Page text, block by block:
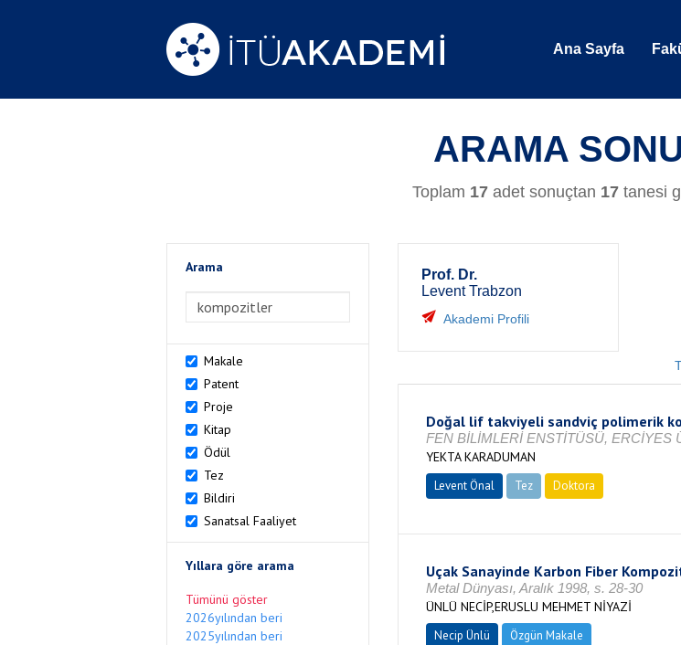
Ana Sayfa
ARAMA
Toplam 17 adet sonuçtan 17 tanesi
Arama
Makale
Patent
Proje
Kitap
Ödül
Tez
Bildiri
Sanatsal Faaliyet
Yıllara göre arama
Tümünü göster
2026yılından beri
2025yılından beri
Prof. Dr.
Levent Trabzon
Akademi Profili
Doğal lif takviyeli sandviç polimerik
FEN BİLİMLERİ ENSTİTÜSÜ, ERCİYES
YEKTA KARADUMAN
Levent Önal Tez Doktora
Uçak Sanayinde Karbon Fiber
Metal Dünyası, Aralık 1998, s. 28-30
ÜNLÜ NECİP,ERUSLU MEHMET NİYAZİ
Necip Ünlü Özgün Makale